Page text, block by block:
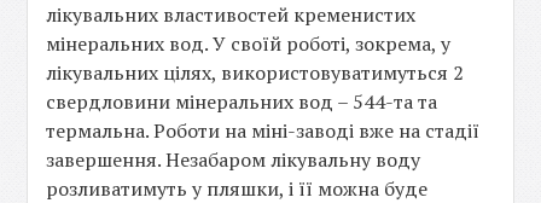
лікувальних властивостей кременистих
мінеральних вод. У своїй роботі, зокрема, у
лікувальних цілях, використовуватимуться 2
свердловини мінеральних вод – 544-та та
термальна. Роботи на міні-заводі вже на стадії
завершення. Незабаром лікувальну воду
розливатимуть у пляшки, і її можна буде